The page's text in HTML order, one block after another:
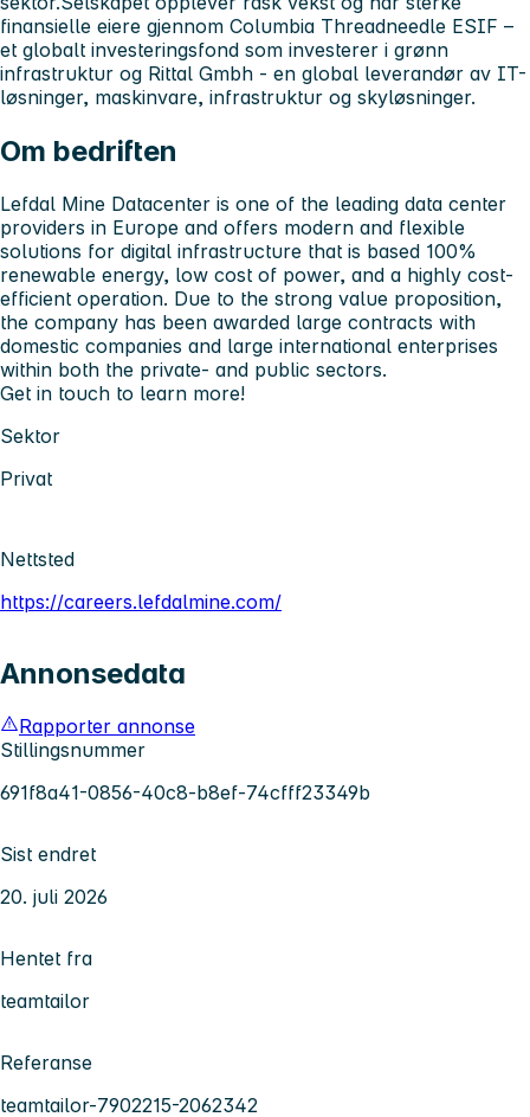
finansielle eiere gjennom Columbia Threadneedle ESIF –
et globalt investeringsfond som investerer i grønn
infrastruktur og Rittal Gmbh - en global leverandør av IT-
løsninger, maskinvare, infrastruktur og skyløsninger.
Om bedriften
Lefdal Mine Datacenter is one of the leading data center
providers in Europe and offers modern and flexible
solutions for digital infrastructure that is based 100%
renewable energy, low cost of power, and a highly cost-
efficient operation. Due to the strong value proposition,
the company has been awarded large contracts with
domestic companies and large international enterprises
within both the private- and public sectors.
Get in touch to learn more!
Sektor
Privat
Nettsted
https://careers.lefdalmine.com/
Annonsedata
Rapporter annonse
Stillingsnummer
691f8a41-0856-40c8-b8ef-74cfff23349b
Sist endret
20. juli 2026
Hentet fra
teamtailor
Referanse
teamtailor-7902215-2062342